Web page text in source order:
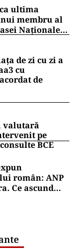
ultima
membru al
Naționale
de zi cu zi a
cu
de
valutară
pe
BCE
român: ANP
Ce ascund